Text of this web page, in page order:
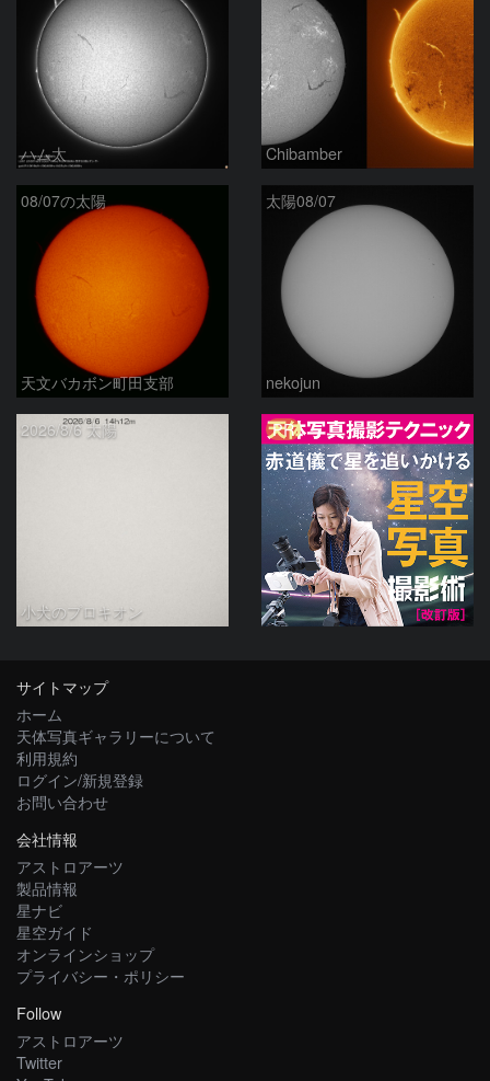
ハム太 Chibamber
08/07の太陽
天文バカボン町田支部
太陽08/07
nekojun
2026/8/6 太陽
小犬のプロキオン
PR
サイトマップ
ホーム
天体写真ギャラリーについて
利用規約
ログイン/新規登録
お問い合わせ
会社情報
アストロアーツ
製品情報
星ナビ
星空ガイド
オンラインショップ
プライバシー・ポリシー
Follow
アストロアーツ
Twitter